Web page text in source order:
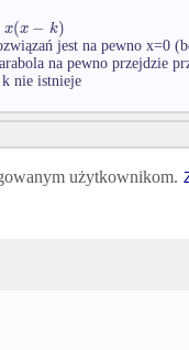
x(x− k)
jest na pewno x=0
na pewno przejdzie
nie istnieje
użytkownikom.